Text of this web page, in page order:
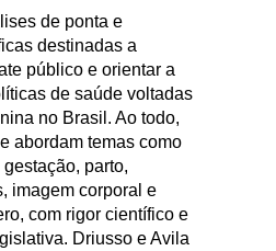
de ponta e
destinadas a
público e orientar a
de saúde voltadas
no Brasil. Ao todo,
abordam temas como
parto,
imagem corporal e
com rigor científico e
Driusso e Avila